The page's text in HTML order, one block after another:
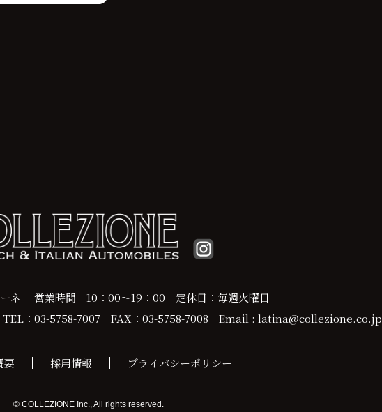
ーネ 営業時間 10：00～19：00 定休日：毎週火曜日
TEL：03-5758-7007 FAX：03-5758-7008 Email : latina@collezione.co.jp
要 採用情報 プライバシーポリシー
© COLLEZIONE Inc., All rights reserved.